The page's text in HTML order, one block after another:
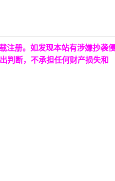
注册。如发现本站有涉嫌抄袭
判断，不承担任何财产损失和